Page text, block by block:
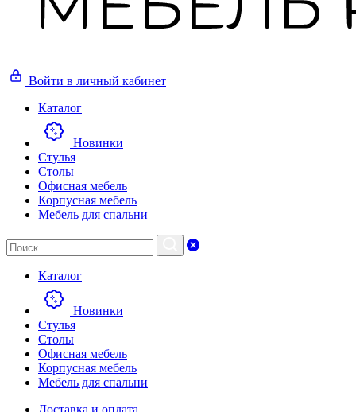
Войти в личный кабинет
Каталог
Новинки
Стулья
Столы
Офисная мебель
Корпусная мебель
Мебель для спальни
Каталог
Новинки
Стулья
Столы
Офисная мебель
Корпусная мебель
Мебель для спальни
Доставка и оплата